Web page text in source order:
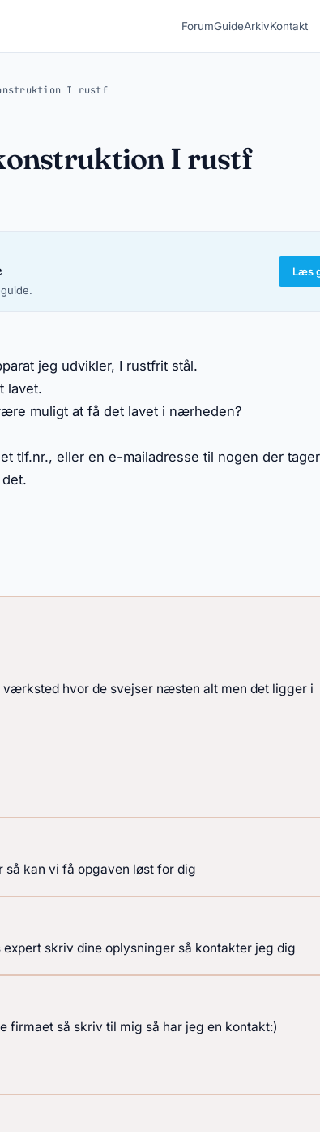
ForumGuideArkivKontakt
I rustf
I rustf
Læs
jeg udvikler, I rustfrit stål.
lavet.
muligt at få det lavet i nærheden?
tlf.nr., eller en e-mailadresse til nogen der tager
værksted hvor de svejser næsten alt men det ligger i
så kan vi få opgaven løst for dig
skriv dine oplysninger så kontakter jeg dig
firmaet så skriv til mig så har jeg en kontakt:)